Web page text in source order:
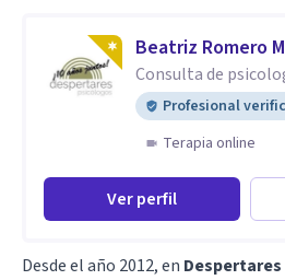
Beatriz Romero
Consulta de
Profesional
Terapia online
Ver perfil
Desde el año 2012, en